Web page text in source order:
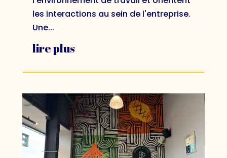
les interactions au sein de l'entreprise.
Une...
lire plus